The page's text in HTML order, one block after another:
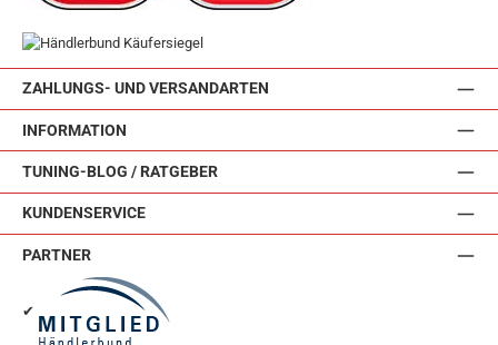
ZAHLUNGS- UND VERSANDARTEN
INFORMATION
TUNING-BLOG / RATGEBER
KUNDENSERVICE
PARTNER
✔